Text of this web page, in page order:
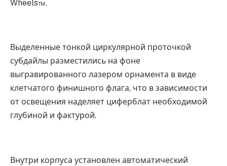
Wheels™.
Выделенные тонкой циркулярной проточкой
субдайлы разместились на фоне
выгравированного лазером орнамента в виде
клетчатого финишного флага, что в зависимости
от освещения наделяет циферблат необходимой
глубиной и фактурой.
Внутри корпуса установлен автоматический